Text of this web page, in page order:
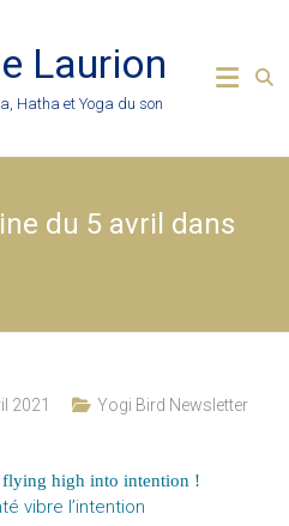
Laurion
Hatha et Yoga du son
du 5 avril dans
2021
Yogi Bird Newsletter
flying high into intention !
vibre l’intention